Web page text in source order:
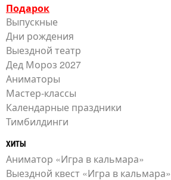
Подарок
Выпускные
Дни рождения
Выездной театр
Дед Мороз 2027
Аниматоры
Мастер-классы
Календарные праздники
Тимбилдинги
ХИТЫ
Аниматор «Игра в кальмара»
Выездной квест «Игра в кальмара»